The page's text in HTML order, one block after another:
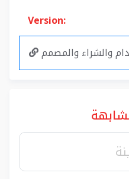
Version:
والشراء والمصمم